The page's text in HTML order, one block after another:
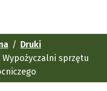
Druki
sprzętu